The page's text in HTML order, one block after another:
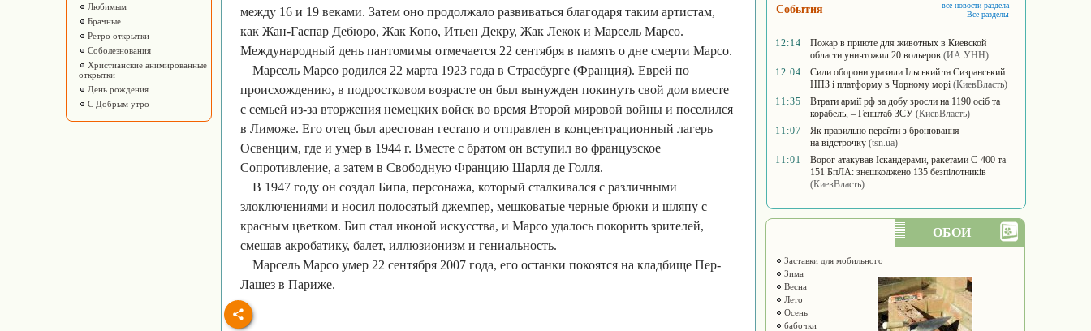
Любимым
Брачные
Ретро открытки
Соболезнования
Христианские анимированные
открытки
День рождения
С Добрым утро
между 16 и 19 веками. Затем оно продолжало развиваться благодаря таким артистам,
как Жан-Гаспар Дебюро, Жак Копо, Итьен Декру, Жак Лекок и Марсель Марсо.
Международный день пантомимы отмечается 22 сентября в память о дне смерти Марсо.
Марсель Марсо родился 22 марта 1923 года в Страсбурге (Франция). Еврей по
происхождению, в подростковом возрасте он был вынужден покинуть свой дом вместе
с семьей из-за вторжения немецких войск во время Второй мировой войны и поселился
в Лиможе. Его отец был арестован гестапо и отправлен в концентрационный лагерь
Освенцим, где и умер в 1944 г. Вместе с братом он вступил во французское
Сопротивление, а затем в Свободную Францию Шарля де Голля.
В 1947 году он создал Бипа, персонажа, который сталкивался с различными
злоключениями и носил полосатый джемпер, мешковатые черные брюки и шляпу с
красным цветком. Бип стал иконой искусства, и Марсо удалось покорить зрителей,
смешав акробатику, балет, иллюзионизм и гениальность.
Марсель Марсо умер 22 сентября 2007 года, его останки покоятся на кладбище Пер-
Лашез в Париже.
События
все новости раздела
Все разделы
12:14
Пожар в приюте для животных в Киевской
области уничтожил 20 вольеров (ИА УНН)
12:04
Сили оборони уразили Ільський та Сизранський
НПЗ і платформу в Чорному морі (КиевВласть)
11:35
Втрати армії рф за добу зросли на 1190 осіб та
корабель, – Генштаб ЗСУ (КиевВласть)
11:07
Як правильно перейти з бронювання
на відстрочку (tsn.ua)
11:01
Ворог атакував Іскандерами, ракетами С-400 та
151 БпЛА: знешкоджено 135 безпілотників
(КиевВласть)
ОБОИ
Заставки для мобильного
Зима
Весна
Лето
Осень
бабочки